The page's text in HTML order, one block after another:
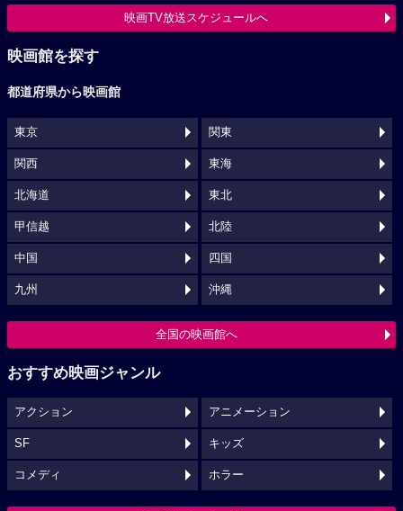
映画TV放送スケジュールへ
映画館を探す
都道府県から映画館
東京 関東
関西 東海
北海道 東北
甲信越 北陸
中国 四国
九州 沖縄
全国の映画館へ
おすすめ映画ジャンル
アクション アニメーション
SF キッズ
コメディ ホラー